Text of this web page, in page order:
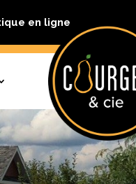
en ligne